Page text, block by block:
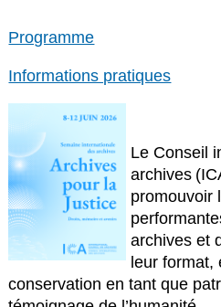
Programme
Informations pratiques
Le Conseil
archives
promouvoir
archives et
leur format,
conservation en tant que